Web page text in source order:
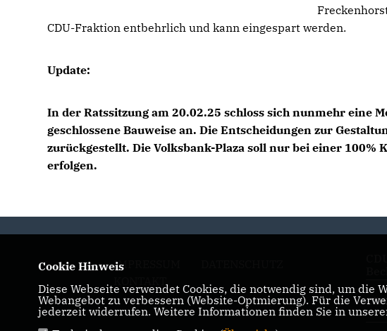
CDU-Fraktion entbehrlich und kann eingespart werden.
Update:
In der Ratssitzung am 20.02.25 schloss sich nunmehr eine
geschlossene Bauweise an. Die Entscheidungen zur
zurückgestellt. Die Volksbank-Plaza soll nur bei einer 100%
erfolgen.
IMPRESSUM
KONTAKT
Cookie Hinweis
Diese Webseite verwendet Cookies, die notwendig sind, um
Webangebot zu verbessern (Website-Optmierung). Für die
jederzeit widerrufen. Weitere Informationen finden Sie in